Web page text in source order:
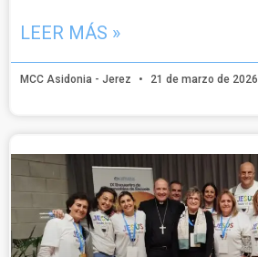
LEER MÁS »
MCC Asidonia - Jerez 21 de marzo de 2026